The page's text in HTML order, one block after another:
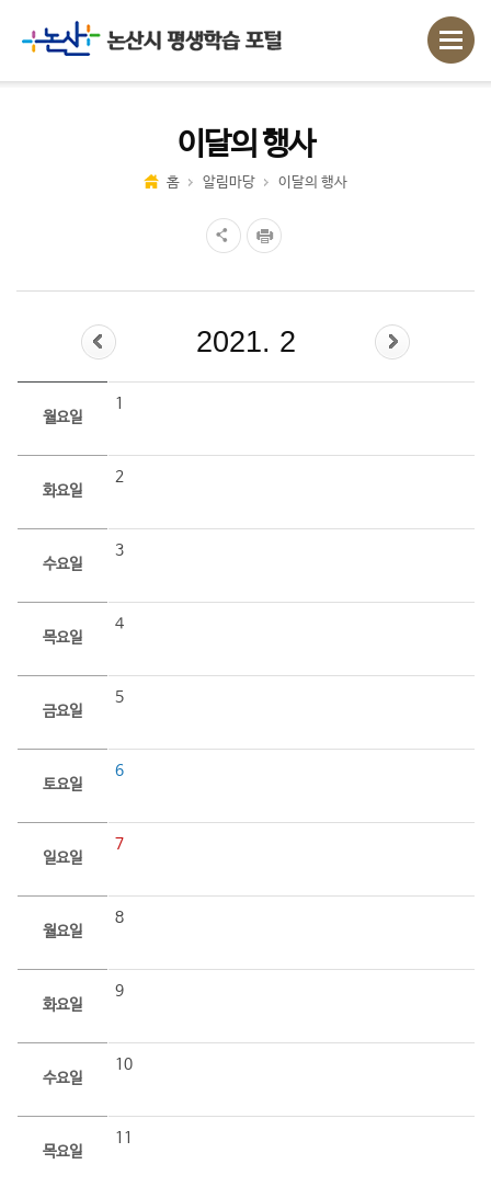
이달의 행사
홈 알림마당 이달의 행사
2021. 2
월요일
1
화요일
2
수요일
3
목요일
4
금요일
5
토요일
6
일요일
7
월요일
8
화요일
9
수요일
10
목요일
11